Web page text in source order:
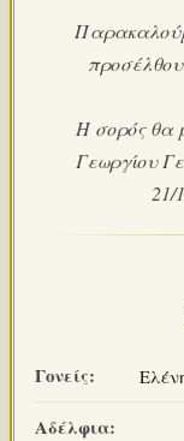
Η σορός θα
Γεωργίου
21/
Γονείς:
Αδέλφια: